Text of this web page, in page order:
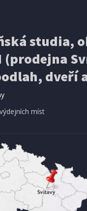
do košíku 3
studia,
(prodejna
dveří
míst